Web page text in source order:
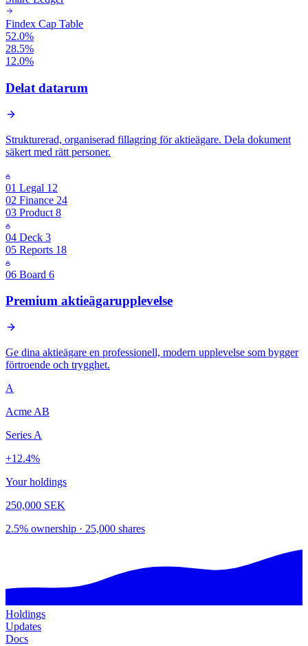
Findex Cap Table
52.0%
28.5%
12.0%
Delat datarum
Strukturerad, organiserad fillagring för aktieägare. Dela dokument
säkert med rätt personer.
01 Legal 12
02 Finance 24
03 Product 8
04 Deck 3
05 Reports 18
06 Board 6
Premium aktieägarupplevelse
Ge dina aktieägare en professionell, modern upplevelse som bygger
förtroende och trygghet.
A
Acme AB
Series A
+12.4%
Your holdings
250,000 SEK
2.5% ownership · 25,000 shares
Holdings
Updates
Docs